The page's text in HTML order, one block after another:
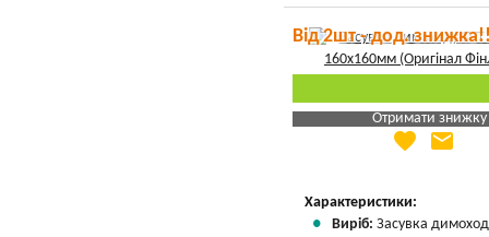
Від 2шт - дод.
Отримати знижку
Яка Ваша ціна
favorite email
Характеристики:
Виріб: Засувка